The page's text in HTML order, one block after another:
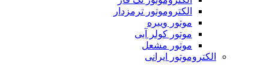
الکتروموتور ترمزدار
موتور ویبره
موتور کولر آبی
موتور مشعل
الکتروموتور ایرانی